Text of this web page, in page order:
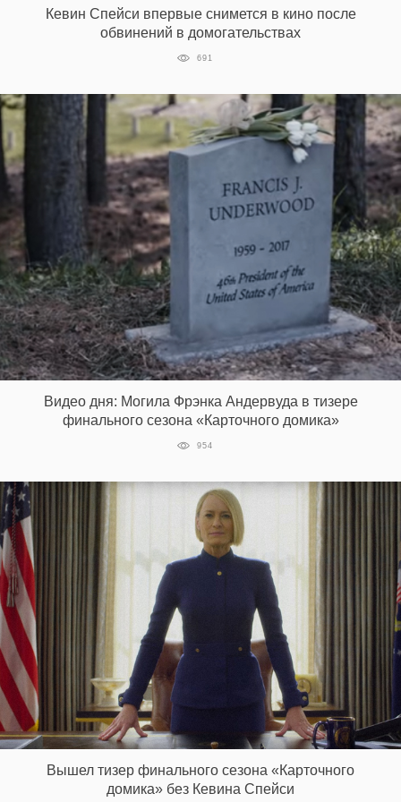
Кевин Спейси впервые снимется в кино после
обвинений в домогательствах
691
Видео дня: Могила Фрэнка Андервуда в тизере
финального сезона «Карточного домика»
954
Вышел тизер финального сезона «Карточного
домика» без Кевина Спейси